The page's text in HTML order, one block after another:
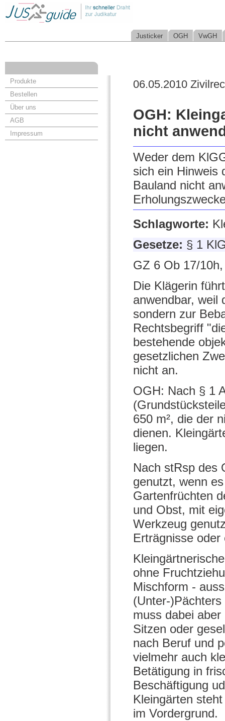
Justicker OGH VwGH
Produkte
Bestellen
Über uns
AGB
Impressum
06.05.2010
OGH:
nicht
Weder dem
sich ein Hinweis
Bauland nicht
Schlagworte:
Gesetze: § 1
GZ 6 Ob 17/
Die Klägerin
anwendbar, weil
sondern zur
Rechtsbegriff
bestehende
gesetzlichen
nicht an.
OGH: Nach § 1
650 m², die der
dienen.
liegen.
Nach stRsp des
genutzt, wenn
Gartenfrüchten
und Obst, mit
Werkzeug
Erträgnisse
ohne
Mischform -
(Unter-
muss dabei
Sitzen oder
nach Beruf und
vielmehr auch
Betätigung in
Beschäftigung
Kleingärten
im Vordergrund.